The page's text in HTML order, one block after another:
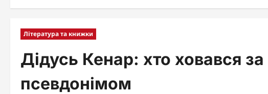
Література та книжки
Дідусь Кенар: хто ховався
псевдонімом